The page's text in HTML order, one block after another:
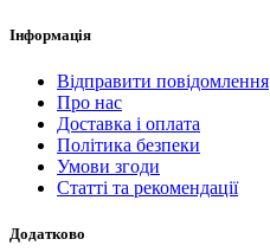
Інформація
Відправити повідомлення
Про нас
Доставка і оплата
Політика безпеки
Умови згоди
Статті та рекомендації
Додатково